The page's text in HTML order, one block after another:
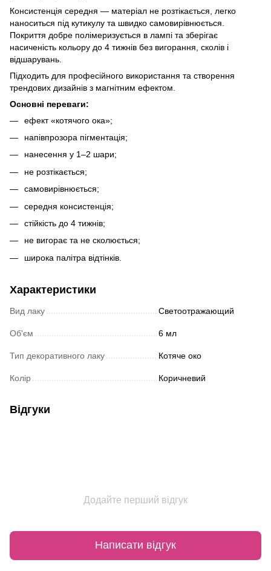
Консистенція середня — матеріал не розтікається, легко
наноситься під кутикулу та швидко самовирівнюється.
Покриття добре полімеризується в лампі та зберігає
насиченість кольору до 4 тижнів без вигорання, сколів і
відшарувань.
Підходить для професійного використання та створення
трендових дизайнів з магнітним ефектом.
Основні переваги:
ефект «котячого ока»;
напівпрозора пігментація;
нанесення у 1–2 шари;
не розтікається;
самовирівнюється;
середня консистенція;
стійкість до 4 тижнів;
не вигорає та не сколюється;
широка палітра відтінків.
Характеристики
Вид лаку Светоотражающий
Об'єм 6 мл
Тип декоративного лаку Котяче око
Колір Коричневий
Відгуки
Додайте перший відгук
Написати відгук